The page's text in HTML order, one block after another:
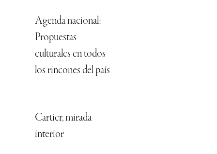
Agenda nacional:
Propuestas
culturales en todos
los rincones del país
Cartier, mirada
interior